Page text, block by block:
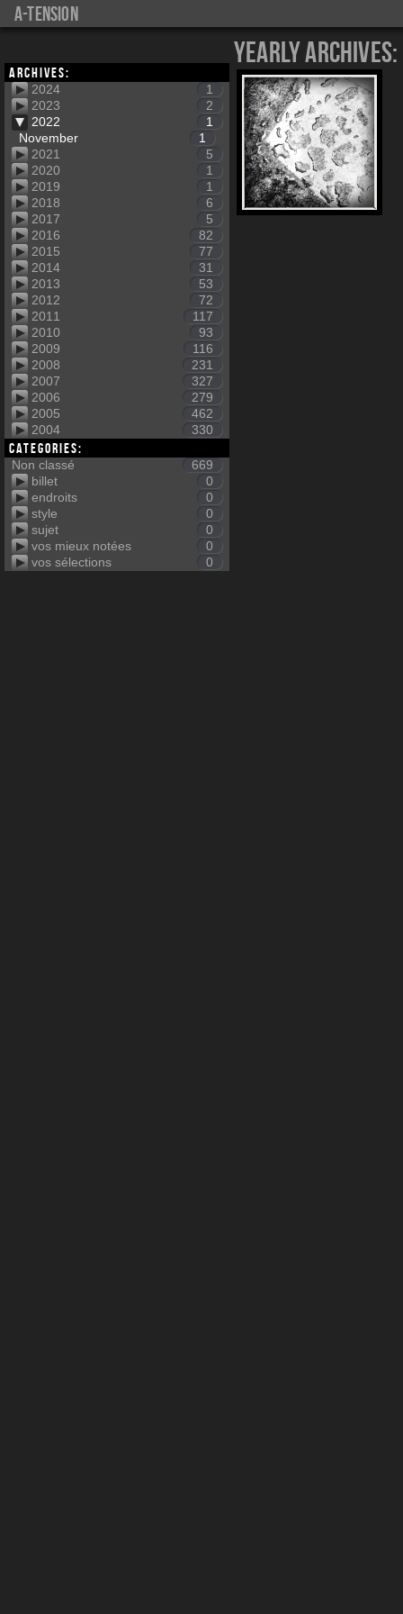
a-tension
Archives:
2024
1
2023
2
2022
1
November
1
2021
5
2020
1
2019
1
2018
6
2017
5
2016
82
2015
77
2014
31
2013
53
2012
72
2011
117
2010
93
2009
116
2008
231
2007
327
2006
279
2005
462
2004
330
Categories:
Non classé
669
billet
0
endroits
0
style
0
sujet
0
vos mieux notées
0
vos sélections
0
Yearly Archives: